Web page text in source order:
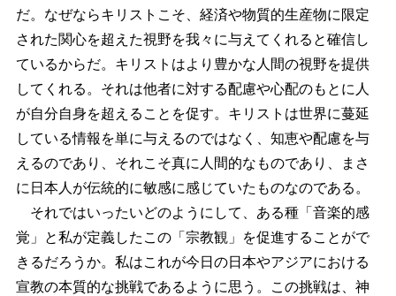
だ。なぜならキリストこそ、経済や物質的生産物に限定
された関心を超えた視野を我々に与えてくれると確信し
ているからだ。キリストはより豊かな人間の視野を提供
してくれる。それは他者に対する配慮や心配のもとに人
が自分自身を超えることを促す。キリストは世界に蔓延
している情報を単に与えるのではなく、知恵や配慮を与
えるのであり、それこそ真に人間的なものであり、まさ
に日本人が伝統的に敏感に感じていたものなのである。
それではいったいどのようにして、ある種「音楽的感
覚」と私が定義したこの「宗教観」を促進することがで
きるだろうか。私はこれが今日の日本やアジアにおける
宣教の本質的な挑戦であるように思う。この挑戦は、神